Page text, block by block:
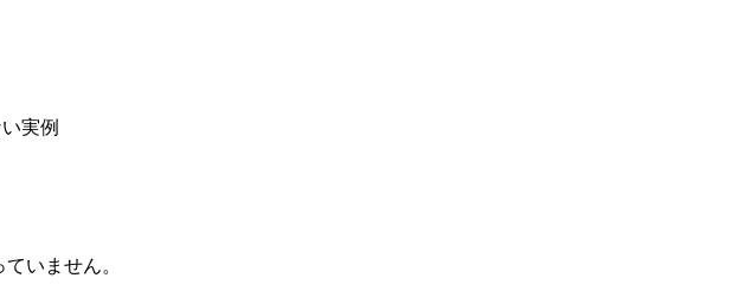
実例
いません。